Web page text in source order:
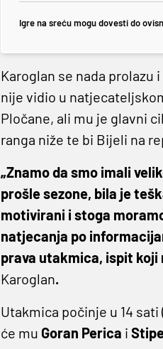
Igre na sreću mogu dovesti do
Karoglan se nada
nije vidio u
Pločane, ali mu je glavni
ranga niže te bi Bijeli na
„Znamo da smo imali
prošle sezone, bila je
motivirani i stoga
natjecanja po
prava utakmica, ispit
Karoglan.
Utakmica počinje u 14
će mu Goran Perica i